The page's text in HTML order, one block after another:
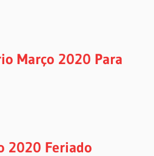
Março 2020 Para
2020 Feriado